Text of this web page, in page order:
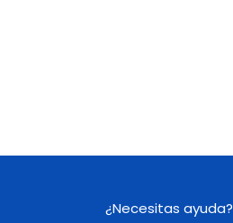
¿Necesitas ayuda?